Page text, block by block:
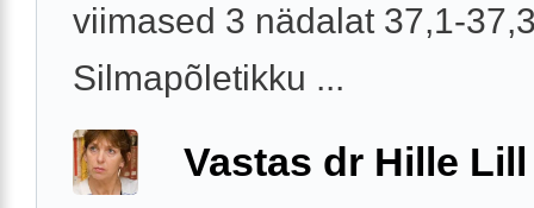
viimased 3 nädalat 37,1-
Silmapõletikku ...
Vastas dr Hille Lill